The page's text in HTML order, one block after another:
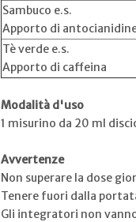
Sambuco e.s.
Apporto di
Tè verde e.s.
Apporto di caffeina
Modalità d'uso
1 misurino da 20 ml
Avvertenze
Non superare la dose
Tenere fuori dalla
Gli integratori non